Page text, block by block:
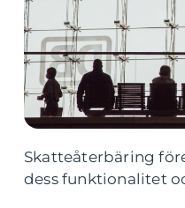
Skatteåterbäring
dess funktionalitet